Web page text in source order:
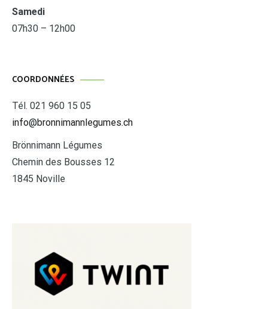
Samedi
07h30 – 12h00
COORDONNÉES
Tél. 021 960 15 05
info@bronnimannlegumes.ch
Brönnimann Légumes
Chemin des Bousses 12
1845 Noville